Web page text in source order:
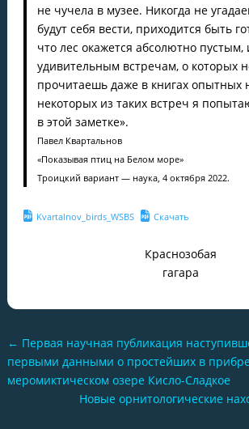
не чучела в музее. Никогда не
будут себя вести, приходится быть
что лес окажется абсолютно пустым,
удивительным встречам, о которых
прочитаешь даже в книгах опытных
некоторых из таких встреч я
в этой заметке».
Павел Квартальнов
«Показывая птиц на Белом море»
Троицкий вариант — наука, 4 октября 2022.
Kvartalnov_birds_WSBS Скачать
Краснозобая
гагара
← Первая научная публикация
первыми данными о простейших в
меромиктическом озере Кисло-Сладкое
Новые орнитологические